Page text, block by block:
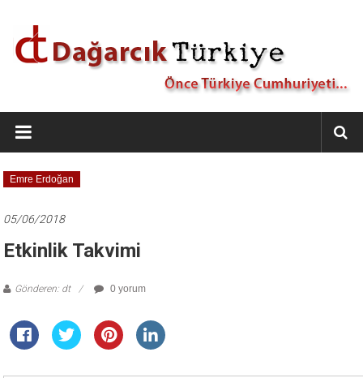
Dağarcık
Türkiye
Önce
Türkiye
Emre Erdoğan
05/06/2018
Etkinlik Takvimi
Gönderen: dt 0 yorum